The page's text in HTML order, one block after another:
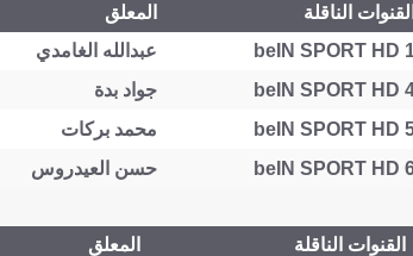
القنوات الناقلة
المعلق
beIN SPORT HD
عبدالله الغامدي
beIN SPORT HD
جواد بدة
beIN SPORT HD
محمد بركات
beIN SPORT HD
حسن العيدروس
القنوات الناقلة
المعلق